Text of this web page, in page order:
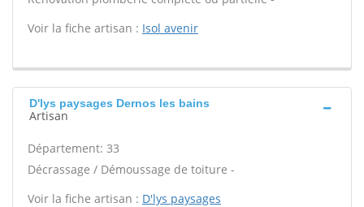
Voir la fiche artisan : Isol avenir
D'lys paysages Dernos les bains
Artisan
Département: 33
Décrassage / Démoussage de toiture -
Voir la fiche artisan : D'lys paysages